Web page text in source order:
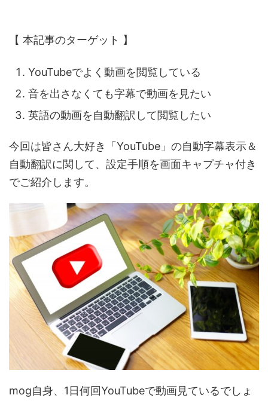
【 本記事のターゲット 】
YouTubeでよく動画を閲覧している
音を出さなくても字幕で動画を見たい
英語の動画を自動翻訳して閲覧したい
今回は皆さん大好き「YouTube」の自動字幕表示＆
自動翻訳に関して、設定手順を画面キャプチャ付き
でご紹介します。
mog自身、1日何回YouTubeで動画見ているでしょ